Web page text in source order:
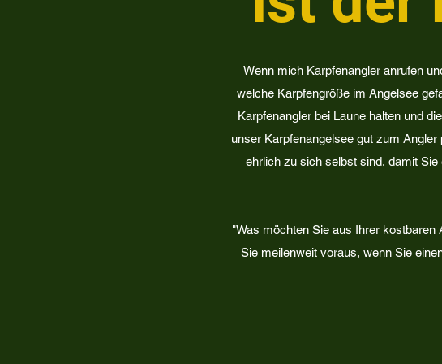
Wenn mich Karpfenangler anrufen
welche Karpfengröße im Angelsee
Karpfenangler bei Laune halten und
unser Karpfenangelsee gut zum
ehrlich zu sich selbst sind, damit
"Was möchten Sie aus Ihrer kostbaren
Sie meilenweit voraus, wenn Sie